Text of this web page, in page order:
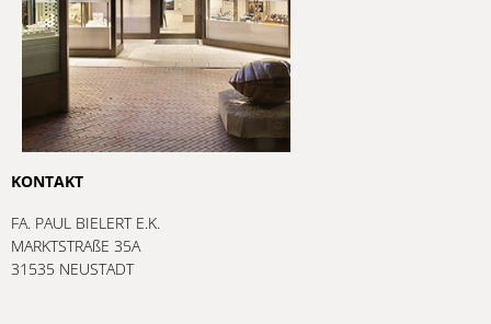
KONTAKT
FA. PAUL BIELERT E.K.
MARKTSTRAßE 35A
31535 NEUSTADT